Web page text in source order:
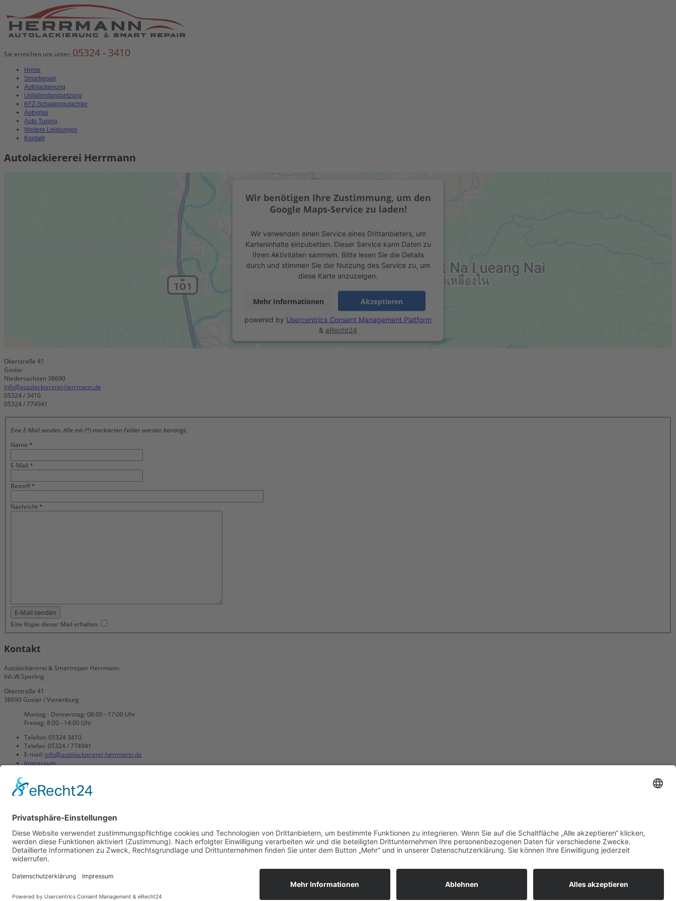
Sie erreichen uns unter: 05324 - 3410
Home
Smartrepair
Autolackierung
Unfallinstandsetzung
KFZ-Schadengutachter
Autoglas
Auto Tuning
Weitere Leistungen
Kontakt
Autolackiererei Herrmann
Wir benötigen Ihre Zustimmung, um den
Google Maps-Service zu laden!
Wir verwenden einen Service eines Drittanbieters, um
Karteninhalte einzubetten. Dieser Service kann Daten zu
Ihren Aktivitäten sammeln. Bitte lesen Sie die Details
durch und stimmen Sie der Nutzung des Service zu, um
diese Karte anzuzeigen.
Mehr Informationen Akzeptieren
powered by Usercentrics Consent Management Platform
& eRecht24
Okerstraße 41
Goslar
Niedersachsen 38690
info@autolackiererei-herrmann.de
05324 / 3410
05324 / 774941
Eine E-Mail senden. Alle mit (*) markierten Felder werden benötigt.
Name *
E-Mail *
Betreff*
Nachricht *
E-Mail senden
Eine Kopie dieser Mail erhalten
Kontakt
Autolackiererei & Smartrepair Herrmann
Inh.W.Sperling
Okerstraße 41
38690 Goslar / Vienenburg
Montag - Donnerstag: 08:00 - 17:00 Uhr
Freitag: 8:00 - 14:00 Uhr
Telefon: 05324 3410
Telefax: 05324 / 774941
E-mail: info@autolackiererei-herrmann.de
Impressum
Unsere Leistungen
Smartrepair
Autolackierungen
Unfallinstandsetzungen
Ausbeularbeiten
Karosseriearbeiten
Autoglas
Feuerverzinkung
Kunstoffreparatur
Oldtimer Restauration
Motorradlackierungen
Powered byOnline Marketing United